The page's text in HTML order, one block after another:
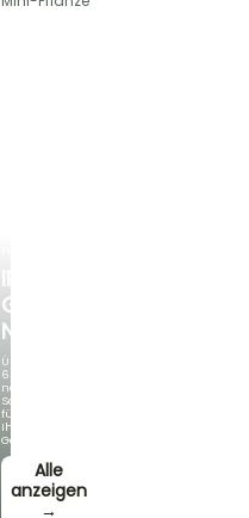
IRIS
GERMANICA
NEUHEITEN
Über
60
neue
Sorten
für
Ihren
Garten!
Alle
anzeigen
→